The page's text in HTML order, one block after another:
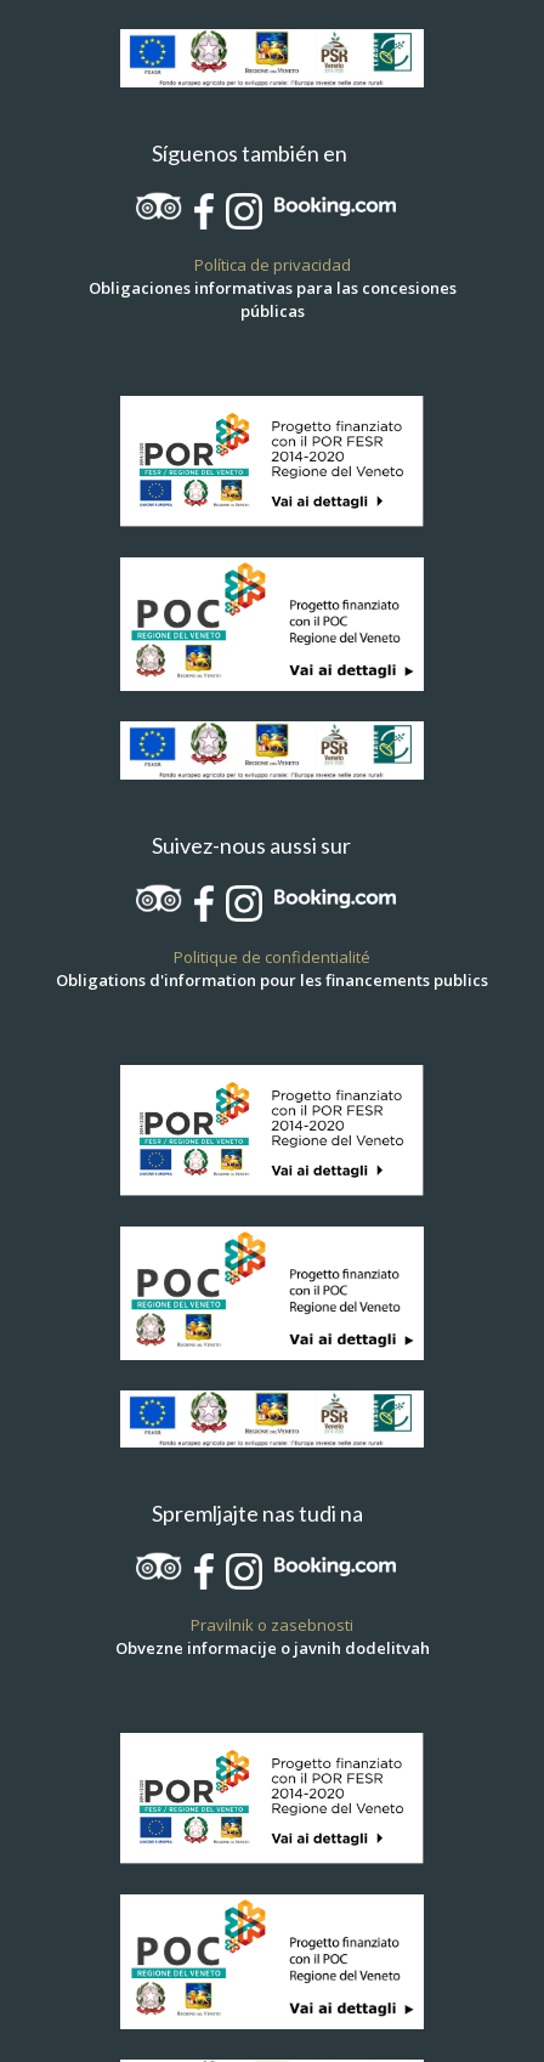
Síguenos también en
Política de privacidad
Obligaciones informativas para las concesiones
públicas
Suivez-nous aussi sur
Politique de confidentialité
Obligations d'information pour les financements publics
Spremljajte nas tudi na
Pravilnik o zasebnosti
Obvezne informacije o javnih dodelitvah